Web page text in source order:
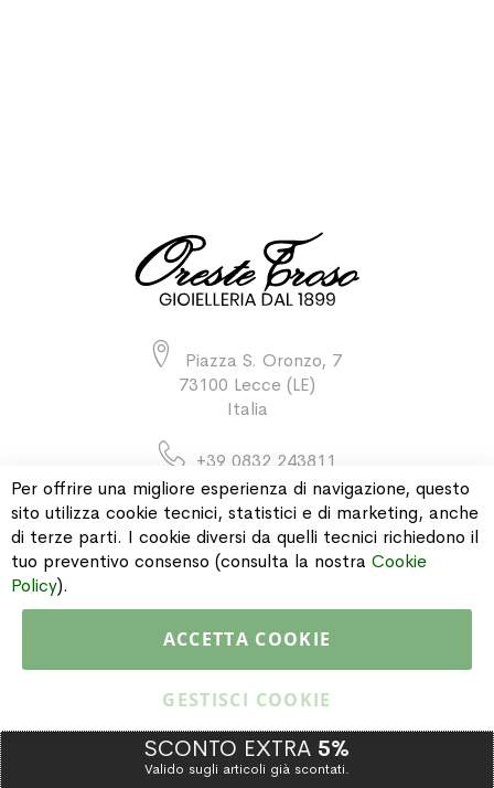
Piazza S. Oronzo, 7
73100 Lecce (LE)
Italia
+39 0832 243811
INFORMAZIONI
Copyright © 2015 Gioielleria Oreste Troso. All rights reserved. P. IVA
Per offrire una migliore esperienza di navigazione, questo
sito utilizza cookie tecnici, statistici e di marketing, anche
di terze parti. I cookie diversi da quelli tecnici richiedono il
tuo preventivo consenso (consulta la nostra Cookie
Policy).
ACCETTA COOKIE
GESTISCI COOKIE
SCONTO EXTRA 5%
Valido sugli articoli già scontati.